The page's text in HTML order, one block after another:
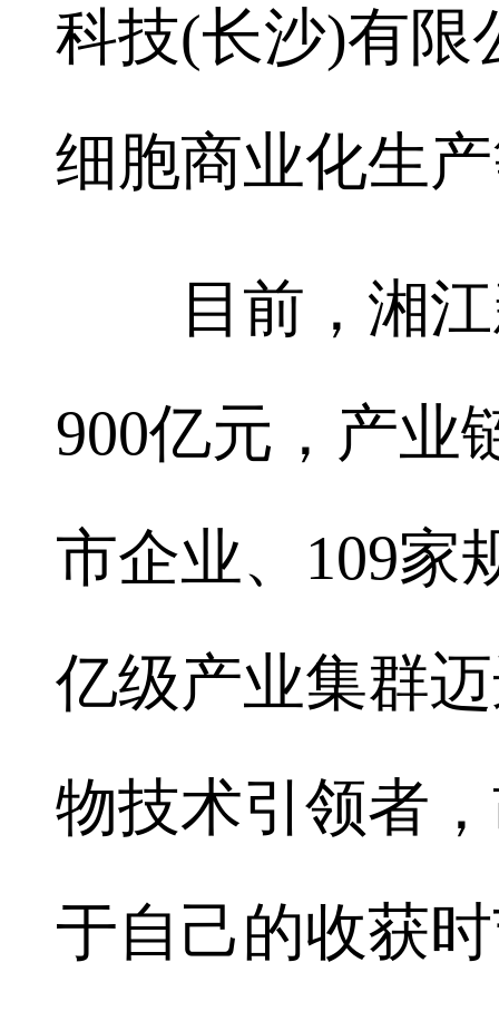
科技(长沙)有限
细胞商业化生
目前，湘江
900亿元，产业
市企业、109家
亿级产业集群
物技术引领者
于自己的收获